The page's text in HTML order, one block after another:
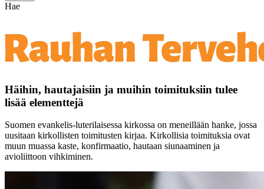
Hae
Häihin, hautajaisiin ja muihin toimituksiin tulee
lisää elementtejä
Suomen evankelis-luterilaisessa kirkossa on meneillään hanke, jossa
uusitaan kirkollisten toimitusten kirjaa. Kirkollisia toimituksia ovat
muun muassa kaste, konfirmaatio, hautaan siunaaminen ja
avioliittoon vihkiminen.